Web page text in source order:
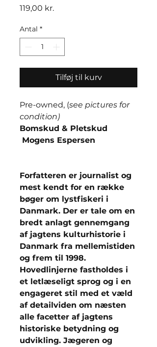
119,00 kr.Pris
Antal *
Tilføj til kurv
Pre-owned, (see pictures for
condition)
Bomskud & Pletskud
Mogens Espersen
Forfatteren er journalist og
mest kendt for en række
bøger om lystfiskeri i
Danmark. Der er tale om en
bredt anlagt gennemgang
af jagtens kulturhistorie i
Danmark fra mellemistiden
og frem til 1998.
Hovedlinjerne fastholdes i
et letlæseligt sprog og i en
engageret stil med et væld
af detailviden om næsten
alle facetter af jagtens
historiske betydning og
udvikling. Jægeren og